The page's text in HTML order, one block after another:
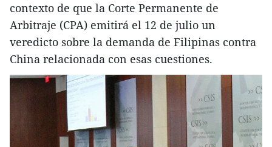
contexto de que la Corte Permanente de
Arbitraje (CPA) emitirá el 12 de julio un
veredicto sobre la demanda de Filipinas contra
China relacionada con esas cuestiones.